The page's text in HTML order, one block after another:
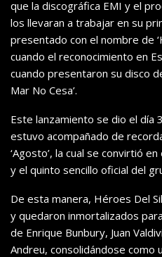
que la discográfica EMI y el
los llevaran a trabajar en su
presentado con el nombre de
cuando el reconocimiento en
cuando presentaron su disco
Mar No Cesa’.
Este lanzamiento se dio el día
estuvo acompañado de
‘Agosto’, la cual se convirtió
y el quinto sencillo oficial del
De esta manera, Héroes Del
y quedaron inmortalizados
de Enrique Bunbury, Juan
Andreu, consolidándose